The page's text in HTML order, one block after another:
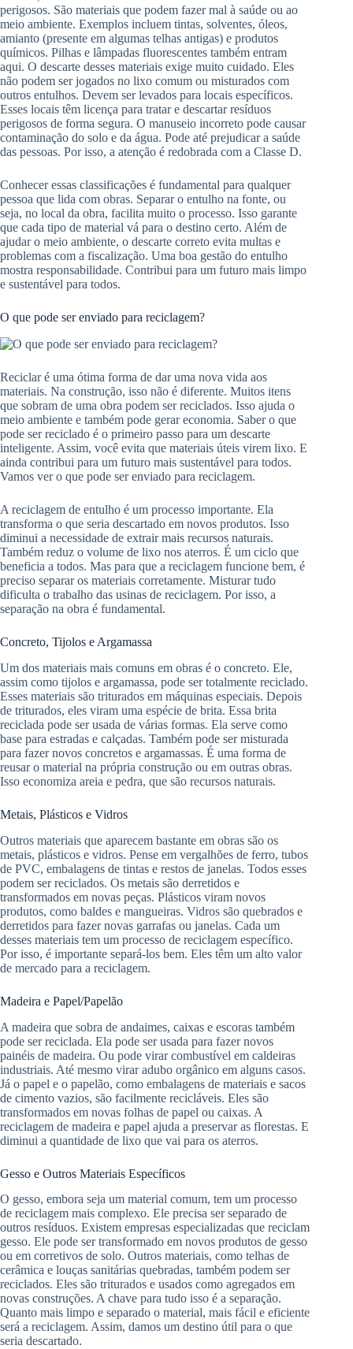
perigosos. São materiais que podem fazer mal à saúde ou ao
meio ambiente. Exemplos incluem tintas, solventes, óleos,
amianto (presente em algumas telhas antigas) e produtos
químicos. Pilhas e lâmpadas fluorescentes também entram
aqui. O descarte desses materiais exige muito cuidado. Eles
não podem ser jogados no lixo comum ou misturados com
outros entulhos. Devem ser levados para locais específicos.
Esses locais têm licença para tratar e descartar resíduos
perigosos de forma segura. O manuseio incorreto pode causar
contaminação do solo e da água. Pode até prejudicar a saúde
das pessoas. Por isso, a atenção é redobrada com a Classe D.
Conhecer essas classificações é fundamental para qualquer
pessoa que lida com obras. Separar o entulho na fonte, ou
seja, no local da obra, facilita muito o processo. Isso garante
que cada tipo de material vá para o destino certo. Além de
ajudar o meio ambiente, o descarte correto evita multas e
problemas com a fiscalização. Uma boa gestão do entulho
mostra responsabilidade. Contribui para um futuro mais limpo
e sustentável para todos.
O que pode ser enviado para reciclagem?
Reciclar é uma ótima forma de dar uma nova vida aos
materiais. Na construção, isso não é diferente. Muitos itens
que sobram de uma obra podem ser reciclados. Isso ajuda o
meio ambiente e também pode gerar economia. Saber o que
pode ser reciclado é o primeiro passo para um descarte
inteligente. Assim, você evita que materiais úteis virem lixo. E
ainda contribui para um futuro mais sustentável para todos.
Vamos ver o que pode ser enviado para reciclagem.
A reciclagem de entulho é um processo importante. Ela
transforma o que seria descartado em novos produtos. Isso
diminui a necessidade de extrair mais recursos naturais.
Também reduz o volume de lixo nos aterros. É um ciclo que
beneficia a todos. Mas para que a reciclagem funcione bem, é
preciso separar os materiais corretamente. Misturar tudo
dificulta o trabalho das usinas de reciclagem. Por isso, a
separação na obra é fundamental.
Concreto, Tijolos e Argamassa
Um dos materiais mais comuns em obras é o concreto. Ele,
assim como tijolos e argamassa, pode ser totalmente reciclado.
Esses materiais são triturados em máquinas especiais. Depois
de triturados, eles viram uma espécie de brita. Essa brita
reciclada pode ser usada de várias formas. Ela serve como
base para estradas e calçadas. Também pode ser misturada
para fazer novos concretos e argamassas. É uma forma de
reusar o material na própria construção ou em outras obras.
Isso economiza areia e pedra, que são recursos naturais.
Metais, Plásticos e Vidros
Outros materiais que aparecem bastante em obras são os
metais, plásticos e vidros. Pense em vergalhões de ferro, tubos
de PVC, embalagens de tintas e restos de janelas. Todos esses
podem ser reciclados. Os metais são derretidos e
transformados em novas peças. Plásticos viram novos
produtos, como baldes e mangueiras. Vidros são quebrados e
derretidos para fazer novas garrafas ou janelas. Cada um
desses materiais tem um processo de reciclagem específico.
Por isso, é importante separá-los bem. Eles têm um alto valor
de mercado para a reciclagem.
Madeira e Papel/Papelão
A madeira que sobra de andaimes, caixas e escoras também
pode ser reciclada. Ela pode ser usada para fazer novos
painéis de madeira. Ou pode virar combustível em caldeiras
industriais. Até mesmo virar adubo orgânico em alguns casos.
Já o papel e o papelão, como embalagens de materiais e sacos
de cimento vazios, são facilmente recicláveis. Eles são
transformados em novas folhas de papel ou caixas. A
reciclagem de madeira e papel ajuda a preservar as florestas. E
diminui a quantidade de lixo que vai para os aterros.
Gesso e Outros Materiais Específicos
O gesso, embora seja um material comum, tem um processo
de reciclagem mais complexo. Ele precisa ser separado de
outros resíduos. Existem empresas especializadas que reciclam
gesso. Ele pode ser transformado em novos produtos de gesso
ou em corretivos de solo. Outros materiais, como telhas de
cerâmica e louças sanitárias quebradas, também podem ser
reciclados. Eles são triturados e usados como agregados em
novas construções. A chave para tudo isso é a separação.
Quanto mais limpo e separado o material, mais fácil e eficiente
será a reciclagem. Assim, damos um destino útil para o que
seria descartado.